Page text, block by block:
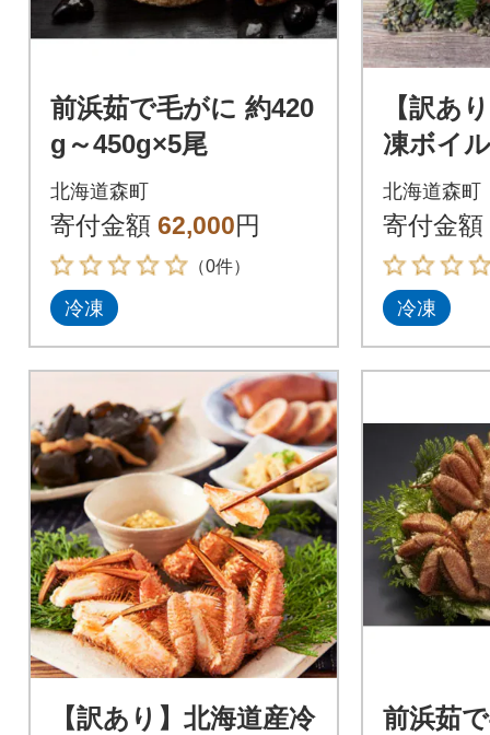
前浜茹で毛がに 約420
g～450g×5尾
北海道森町
寄付金額 62,000円
（0件）
冷凍
【訳あ
凍ボイ
0g前後
北海道森町
寄付金額
冷凍
【訳あり】北海道産冷
前浜茹